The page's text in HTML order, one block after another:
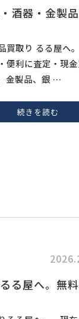
酒器・金製品
買取り るる屋へ
便利に査定・現
金製品、銀 …
続きを読む
る屋へ。無